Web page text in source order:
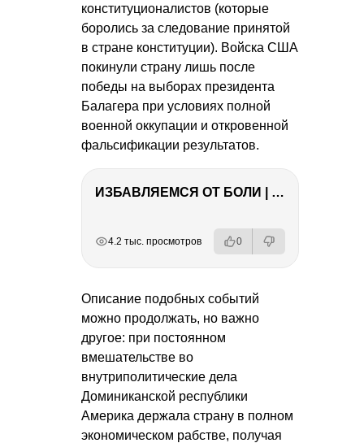
конституционалистов (которые
боролись за следование принятой
в стране конституции). Войска США
покинули страну лишь после
победы на выборах президента
Балагера при условиях полной
военной оккупации и откровенной
фальсификации результатов.
ИЗБАВЛЯЕМСЯ ОТ БОЛИ | Важность режима и питания
4.2 тыс. просмотров 0
Описание подобных событий
можно продолжать, но важно
другое: при постоянном
вмешательстве во
внутриполитические дела
Доминиканской республики
Америка держала страну в полном
экономическом рабстве, получая